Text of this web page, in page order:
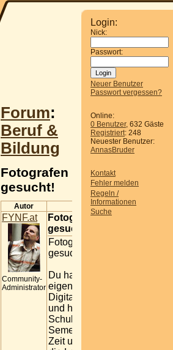
Login:
Nick:
Passwort:
Neuer Benutzer
Passwort vergessen?
Online:
0 Benutzer, 632 Gäste
Registriert: 248
Neuester Benutzer:
AnnasBruder
Kontakt
Fehler melden
Regeln /
Informationen
Suche
Forum:
Beruf &
Bildung
Fotografen
gesucht!
Autor Beitrag
FYNF.at
Community-
Administrator
Fotografen
gesucht!
Fotografen
gesucht!
Du hast eine
eigene
Digitalkamera
und hast in den
Schul- oder
Semesterferien
Zeit und Lust,